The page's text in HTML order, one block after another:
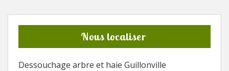
Nous localiser
Dessouchage arbre et haie Guillonville